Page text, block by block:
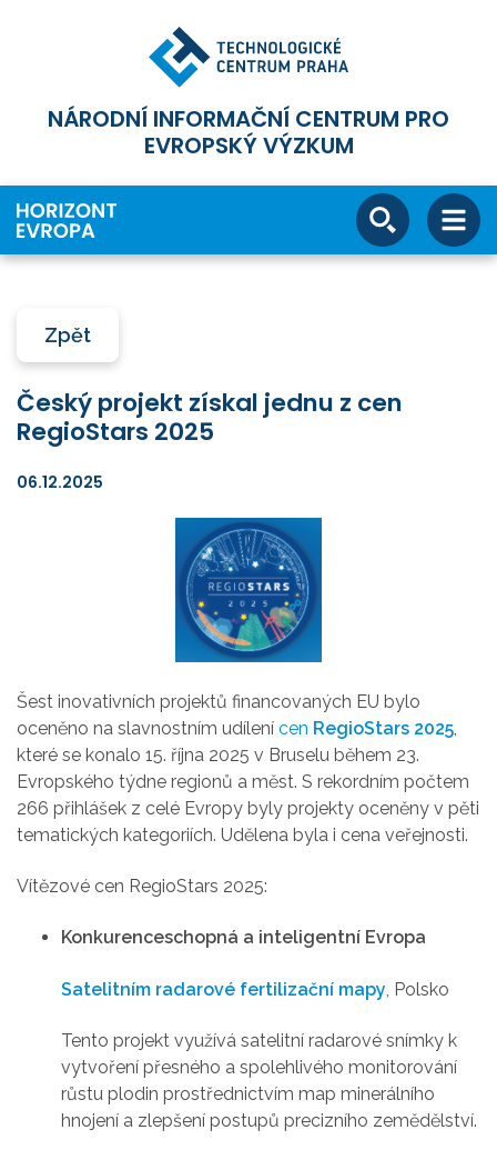
NÁRODNÍ INFORMAČNÍ CENTRUM PRO
EVROPSKÝ VÝZKUM
Zpět
Český projekt získal jednu z cen
RegioStars 2025
06.12.2025
Šest inovativních projektů financovaných EU bylo
oceněno na slavnostním udílení cen RegioStars 2025
které se konalo 15. října 2025 v Bruselu během 23.
Evropského týdne regionů a měst. S rekordním počtem
266 přihlášek z celé Evropy byly projekty oceněny v pěti
tematických kategoriích. Udělena byla i cena veřejnosti.
Vítězové cen RegioStars 2025:
Konkurenceschopná a inteligentní Evropa
Satelitním radarové fertilizační mapy , Polsko
Tento projekt využívá satelitní radarové snímky k
vytvoření přesného a spolehlivého monitorování
růstu plodin prostřednictvím map minerálního
hnojení a zlepšení postupů precizního zemědělství.